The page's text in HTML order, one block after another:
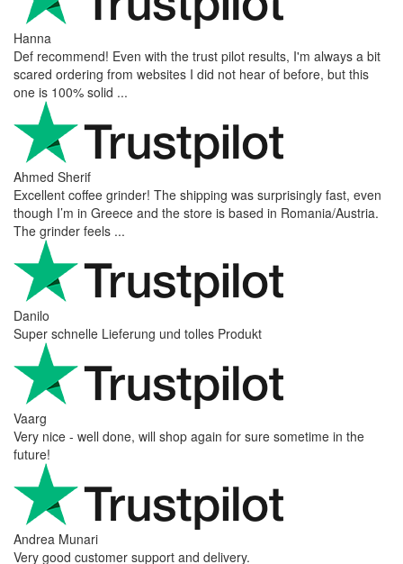
Hanna
Def recommend! Even with the trust pilot results, I'm always a bit
scared ordering from websites I did not hear of before, but this
one is 100% solid ...
Ahmed Sherif
Excellent coffee grinder! The shipping was surprisingly fast, even
though I’m in Greece and the store is based in Romania/Austria.
The grinder feels ...
Danilo
Super schnelle Lieferung und tolles Produkt
Vaarg
Very nice - well done, will shop again for sure sometime in the
future!
Andrea Munari
Very good customer support and delivery.